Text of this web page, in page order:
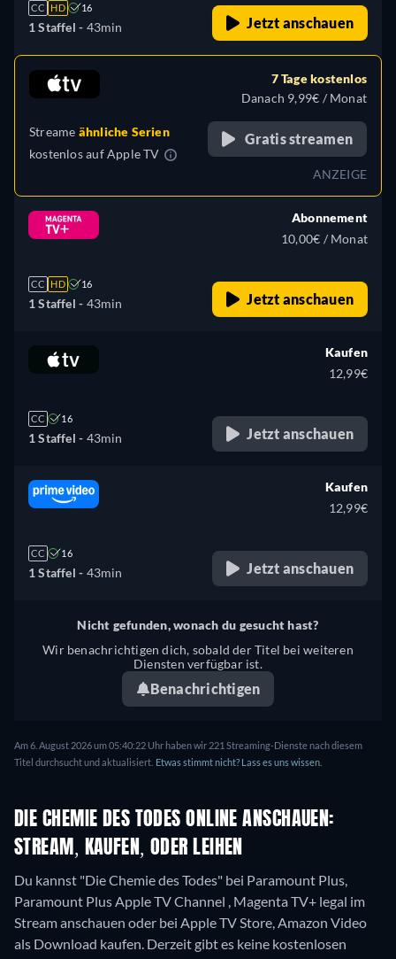
CC HD 16
1 Staffel - 43min Jetzt anschauen
Streame ähnliche Serien
kostenlos aufApple TV
7 Tage kostenlos
Danach 9,99€ / Monat
Gratis streamen
ANZEIGE
CC HD 16
1 Staffel - 43min
Abonnement
10,00€ / Monat
Jetzt anschauen
CC 16
1 Staffel - 43min
Kaufen
12,99€
Jetzt anschauen
CC 16
1 Staffel - 43min
Kaufen
12,99€
Jetzt anschauen
Nicht gefunden, wonach du gesucht hast?
Wir benachrichtigen dich, sobald der Titel bei weiteren
Diensten verfügbar ist.
Benachrichtigen
Am 6. August 2026 um 05:40:22 Uhr haben wir 221 Streaming-Dienste nach diesem
Titel durchsucht und aktualisiert. Etwas stimmt nicht? Lass es uns wissen.
DIE CHEMIE DES TODES ONLINE ANSCHAUEN:
STREAM, KAUFEN, ODER LEIHEN
Du kannst "Die Chemie des Todes" bei Paramount Plus,
Paramount Plus Apple TV Channel , Magenta TV+ legal im
Stream anschauen oder bei Apple TV Store, Amazon Video
als Download kaufen. Derzeit gibt es keine kostenlosen